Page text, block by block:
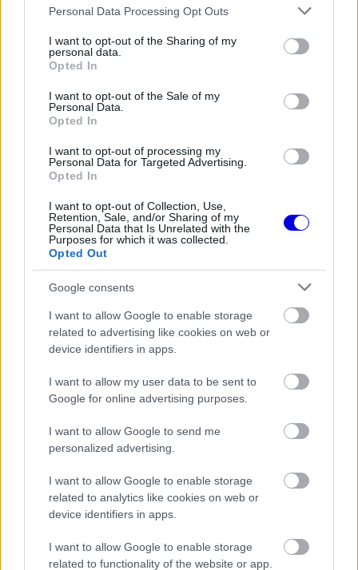
Please note that this website/app uses one or more Google
not limited to your visit or usage behaviour. You may click to
grant or deny consent to Google and its third-party tags to
use your data for below specified purposes in below Google
consent section.
Personal Data Processing Opt Outs
I want to opt-out of the Sharing of my
personal data.
Opted In
I want to opt-out of the Sale of my
Personal Data.
Opted In
I want to opt-out of processing my
Personal Data for Targeted Advertising.
Opted In
I want to opt-out of Collection, Use,
Retention, Sale, and/or Sharing of my
Personal Data that Is Unrelated with the
Purposes for which it was collected.
Opted Out
Google consents
I want to allow Google to enable storage
related to advertising like cookies on web or
device identifiers in apps.
I want to allow my user data to be sent to
Google for online advertising purposes.
I want to allow Google to send me
personalized advertising.
I want to allow Google to enable storage
related to analytics like cookies on web or
device identifiers in apps.
I want to allow Google to enable storage
related to functionality of the website or app.
megragad, hogy versenyezhessen. Ezért nem
tartom kizártnak, hogy F1-es pályafutása
végeztével egy olyan patinás megmérettetésen is
szeretné kipróbálni magát, mint a Le Mans-i 24
órás verseny. Jómagam is részt vettem ezeken a
futamokon, méghozzá sikerrel" – fogalmazott az
osztrák szakember.
Video
Player
is
This
modal
window.
The media could not be loaded, either because
the server or network failed or because the format
továbbra is aktívan versenyzik raliversenyeken,
így formában tartja magát. "Őszintén szólva
semmi akadályát nem látom annak, hogy apa és
fia együtt induljon Le Mans-ban" – tette hozzá a